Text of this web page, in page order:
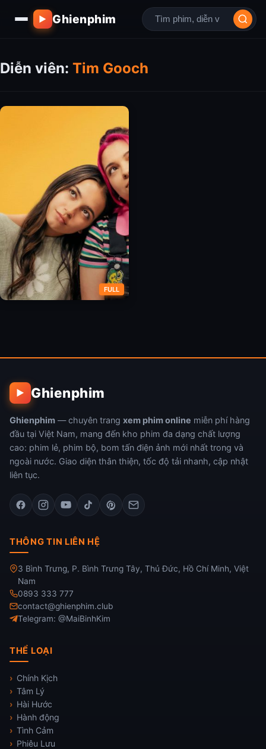
▶ Ghienphim
Diễn viên: Tim Gooch
FULL
▶ Ghienphim
Ghienphim — chuyên trang xem phim online miễn phí hàng
đầu tại Việt Nam, mang đến kho phim đa dạng chất lượng
cao: phim lẻ, phim bộ, bom tấn điện ảnh mới nhất trong và
ngoài nước. Giao diện thân thiện, tốc độ tải nhanh, cập nhật
liên tục.
THÔNG TIN LIÊN HỆ
3 Bình Trưng, P. Bình Trưng Tây, Thủ Đức, Hồ Chí Minh, Việt
Nam
0893 333 777
contact@ghienphim.club
Telegram: @MaiBinhKim
THỂ LOẠI
Chính Kịch
Tâm Lý
Hài Hước
Hành động
Tình Cảm
Phiêu Lưu